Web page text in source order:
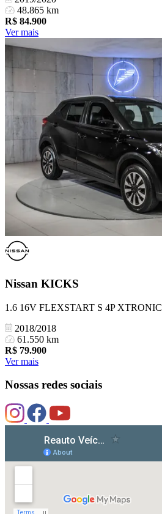
48.865 km
R$ 84.900
Ver mais
Nissan KICKS
1.6 16V FLEXSTART S 4P XTRONIC
2018/2018
61.550 km
R$ 79.900
Ver mais
Nossas redes sociais